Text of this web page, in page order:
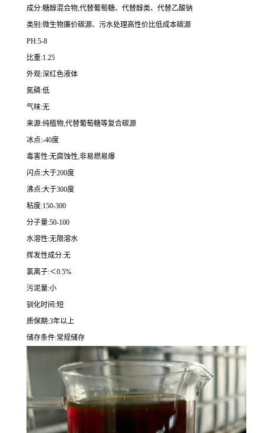
成分:糖醇混合物,代替葡萄糖、代替醇类、代替乙酸钠
类别:微生物廉价碳源、污水处理高性价比低成本碳源
PH:5-8
比重:1.25
外观:深红色液体
氮磷:低
气味:无
来源:纯植物,代替葡萄糖等复合碳源
冰点:-40度
毒害性:无腐蚀性,非易燃易爆
闪点:大于200度
沸点:大于300度
粘度:150-300
分子量:50-100
水溶性:无限溶水
挥发性成分:无
氯离子:＜0.5%
污泥量:小
驯化时间:短
质保期:3年以上
储存条件:常规储存